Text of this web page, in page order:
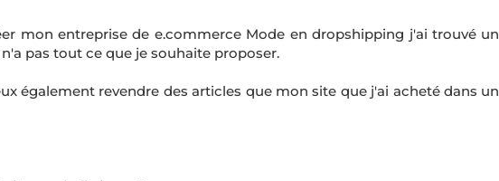
mon entreprise de e.commerce Mode en dropshipping j'ai trouvé un
pas tout ce que je souhaite proposer.
également revendre des articles que mon site que j'ai acheté dans un